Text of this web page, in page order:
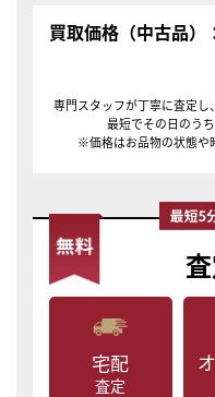
買取価格（中古品）
専門スタッフが丁寧に査定し
最短でその日のう
※価格はお品物の状態や
宅配
査定